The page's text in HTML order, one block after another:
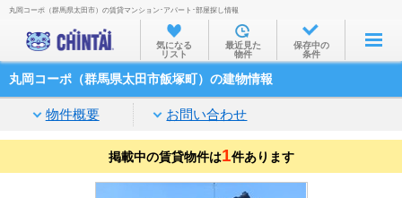
お部屋を探す
沿線・駅から
住所から
家賃相場から
通勤通学時間から
物件特集から
丸岡コーポ（群馬県太田市）の賃貸マンション･アパート･部屋探し情報
気になる
リスト
最近見た
物件
保存中の
条件
丸岡コーポ（群馬県太田市飯塚町）の建物情報
物件概要 お問い合わせ
掲載中の賃貸物件は1件あります